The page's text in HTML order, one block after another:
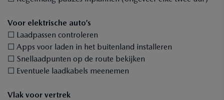
Voor elektrische auto’s
☐ Laadpassen controleren
☐ Apps voor laden in het buitenland installeren
☐ Snellaadpunten op de route bekijken
☐ Eventuele laadkabels meenemen
Vlak voor vertrek